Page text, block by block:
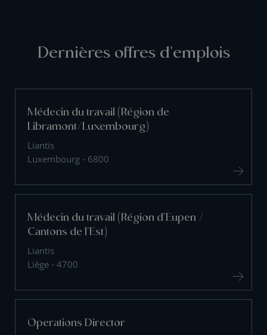
Dernières offres d'emplois
Médecin du travail (Région de
Libramont/Luxembourg)
Liantis
Luxembourg - 6800
Médecin du travail (Région d'Eupen /
Cantons de l'Est)
Liantis
Liège - 4700
Operations Director